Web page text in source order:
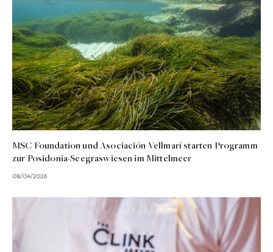
MSC Foundation und Asociación Vellmarí starten Programm
zur Posidonia-Seegraswiesen im Mittelmeer
08/04/2026